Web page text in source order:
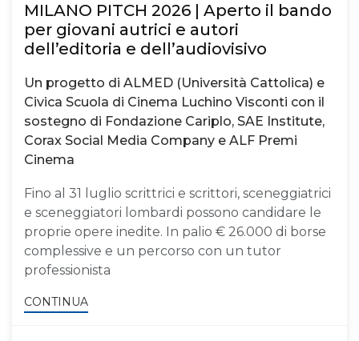
MILANO PITCH 2026 | Aperto il bando
per giovani autrici e autori
dell’editoria e dell’audiovisivo
Un progetto di ALMED (Università Cattolica) e
Civica Scuola di Cinema Luchino Visconti con il
sostegno di Fondazione Cariplo, SAE Institute,
Corax Social Media Company e ALF Premi
Cinema
Fino al 31 luglio scrittrici e scrittori, sceneggiatrici
e sceneggiatori lombardi possono candidare le
proprie opere inedite. In palio € 26.000 di borse
complessive e un percorso con un tutor
professionista
CONTINUA